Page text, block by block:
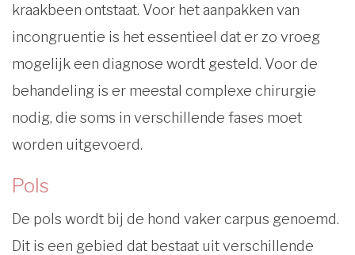
kraakbeen ontstaat. Voor het aanpakken van
incongruentie is het essentieel dat er zo vroeg
mogelijk een diagnose wordt gesteld. Voor de
behandeling is er meestal complexe chirurgie
nodig, die soms in verschillende fases moet
worden uitgevoerd.
Pols
De pols wordt bij de hond vaker carpus genoemd.
Dit is een gebied dat bestaat uit verschillende